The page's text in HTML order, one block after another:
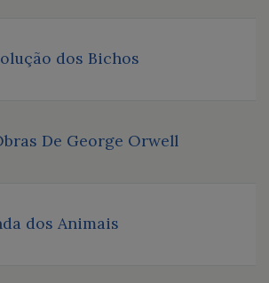
dos Bichos
De George Orwell
dos Animais